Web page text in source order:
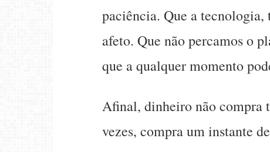
paciência. Que a
afeto. Que não percamos o
que a qualquer momento
Afinal, dinheiro não compra
vezes, compra um instante